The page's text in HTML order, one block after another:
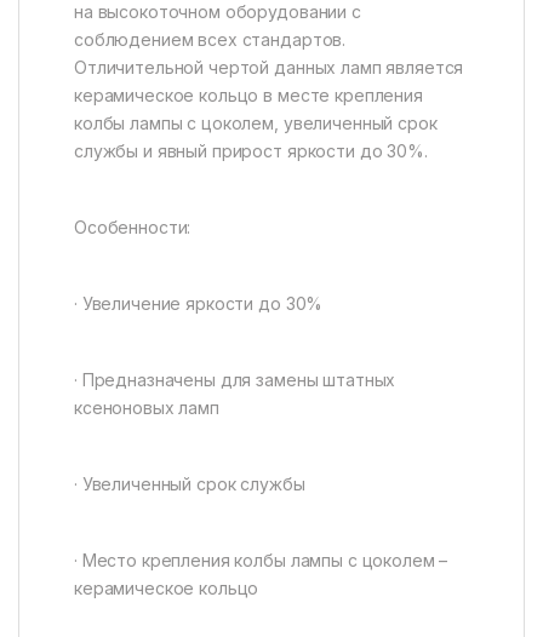
на высокоточном оборудовании с
соблюдением всех стандартов.
Отличительной чертой данных ламп является
керамическое кольцо в месте крепления
колбы лампы с цоколем, увеличенный срок
службы и явный прирост яркости до 30%.
Особенности:
· Увеличение яркости до 30%
· Предназначены для замены штатных
ксеноновых ламп
· Увеличенный срок службы
· Место крепления колбы лампы с цоколем –
керамическое кольцо